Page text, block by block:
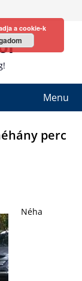
Menu
perc
Néha
a cookie-k